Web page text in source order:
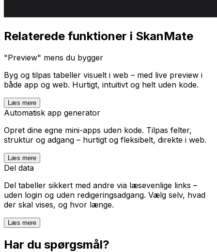
Relaterede funktioner i SkanMate
"Preview" mens du bygger
Byg og tilpas tabeller visuelt i web – med live preview i
både app og web. Hurtigt, intuitivt og helt uden kode.
Læs mere
Automatisk app generator
Opret dine egne mini-apps uden kode. Tilpas felter,
struktur og adgang – hurtigt og fleksibelt, direkte i web.
Læs mere
Del data
Del tabeller sikkert med andre via læsevenlige links –
uden login og uden redigeringsadgang. Vælg selv, hvad
der skal vises, og hvor længe.
Læs mere
Har du spørgsmål?